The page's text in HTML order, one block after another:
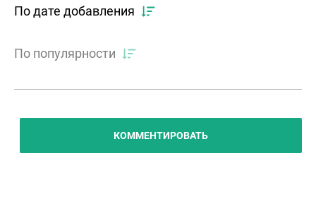
По дате добавления
По популярности
КОММЕНТИРОВАТЬ